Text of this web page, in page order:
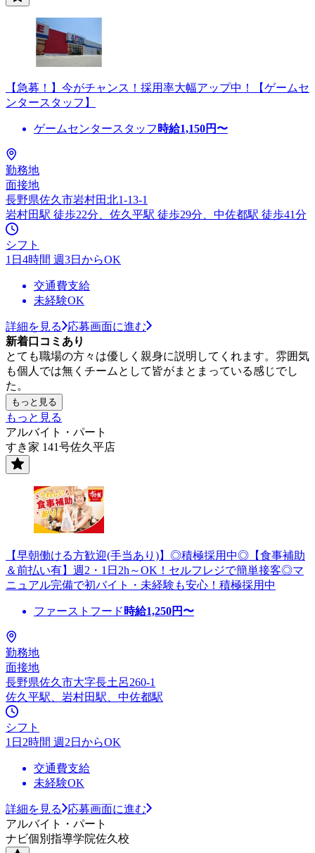
【急募！】今がチャンス！採用率大幅アップ中！【ゲームセ
ンタースタッフ】
ゲームセンタースタッフ 時給1,150円〜
勤務地
面接地
長野県佐久市岩村田北1-13-1
岩村田駅 徒歩22分、佐久平駅 徒歩29分、中佐都駅 徒歩41分
シフト
1日4時間 週3日からOK
交通費支給
未経験OK
詳細を見る
応募画面に進む
新着口コミあり
とても職場の方々は優しく親身に説明してくれます。雰囲気
も個人では無くチームとして皆がまとまっている感じでし
た。
もっと見る
もっと見る
アルバイト・パート
すき家 141号佐久平店
【早朝働ける方歓迎(手当あり)】◎積極採用中◎【食事補助
＆前払い有】週2・1日2h～OK！セルフレジで簡単接客◎マ
ニュアル完備で初バイト・未経験も安心！積極採用中
ファーストフード 時給1,250円〜
勤務地
面接地
長野県佐久市大字長土呂260-1
佐久平駅、岩村田駅、中佐都駅
シフト
1日2時間 週2日からOK
交通費支給
未経験OK
詳細を見る
応募画面に進む
アルバイト・パート
ナビ個別指導学院佐久校